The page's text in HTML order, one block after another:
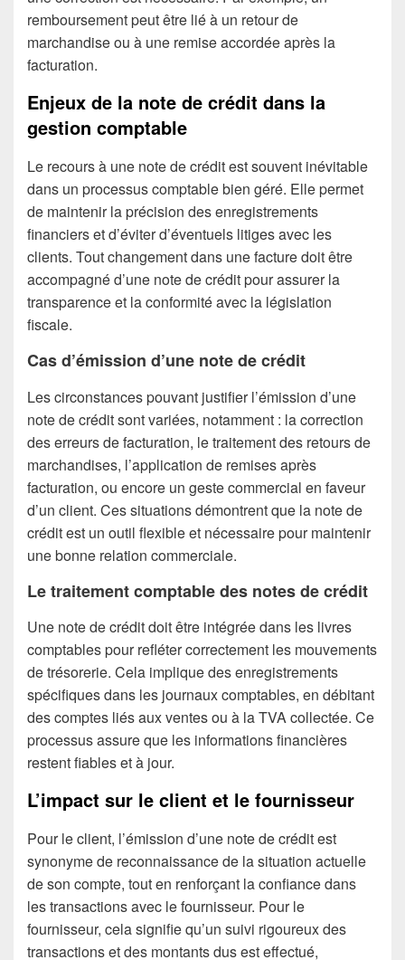
remboursement peut être lié à un retour de
marchandise ou à une remise accordée après la
facturation.
Enjeux de la note de crédit dans la
gestion comptable
Le recours à une note de crédit est souvent inévitable
dans un processus comptable bien géré. Elle permet
de maintenir la précision des enregistrements
financiers et d’éviter d’éventuels litiges avec les
clients. Tout changement dans une facture doit être
accompagné d’une note de crédit pour assurer la
transparence et la conformité avec la législation
fiscale.
Cas d’émission d’une note de crédit
Les circonstances pouvant justifier l’émission d’une
note de crédit sont variées, notamment : la correction
des erreurs de facturation, le traitement des retours de
marchandises, l’application de remises après
facturation, ou encore un geste commercial en faveur
d’un client. Ces situations démontrent que la note de
crédit est un outil flexible et nécessaire pour maintenir
une bonne relation commerciale.
Le traitement comptable des notes de crédit
Une note de crédit doit être intégrée dans les livres
comptables pour refléter correctement les mouvements
de trésorerie. Cela implique des enregistrements
spécifiques dans les journaux comptables, en débitant
des comptes liés aux ventes ou à la TVA collectée. Ce
processus assure que les informations financières
restent fiables et à jour.
L’impact sur le client et le fournisseur
Pour le client, l’émission d’une note de crédit est
synonyme de reconnaissance de la situation actuelle
de son compte, tout en renforçant la confiance dans
les transactions avec le fournisseur. Pour le
fournisseur, cela signifie qu’un suivi rigoureux des
transactions et des montants dus est effectué,